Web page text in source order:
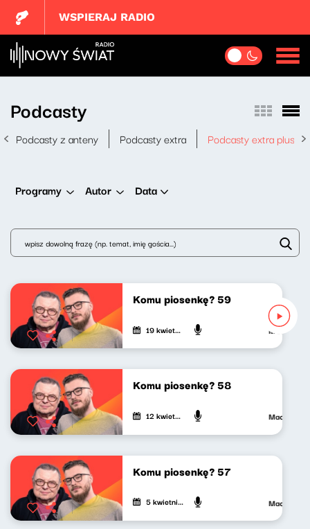
WSPIERAJ RADIO
Podcasty
Podcasty z anteny Podcasty extra Podcasty extra plus
Programy Autor Data
Komu piosenkę? 59
19 kwietnia 2024 Maciej
Komu piosenkę? 58
12 kwietnia 2024 Maciej
Komu piosenkę? 57
5 kwietnia 2024 Maciej